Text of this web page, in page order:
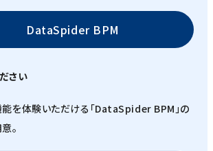
DataSpider BPM
さい
を体験いただける「DataSpider BPM」の
。